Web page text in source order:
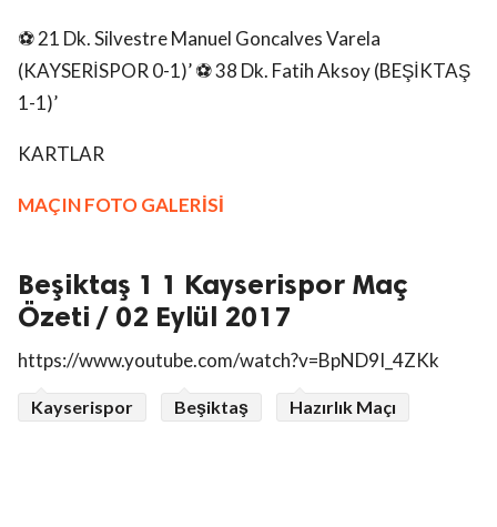
⚽ 21 Dk. Silvestre Manuel Goncalves Varela
(KAYSERİSPOR 0-1)’ ⚽ 38 Dk. Fatih Aksoy (BEŞİKTAŞ
1-1)’
KARTLAR
MAÇIN FOTO GALERİSİ
Beşiktaş 1 1 Kayserispor Maç
Özeti / 02 Eylül 2017
https://www.youtube.com/watch?v=BpND9I_4ZKk
Kayserispor Beşiktaş Hazırlık Maçı